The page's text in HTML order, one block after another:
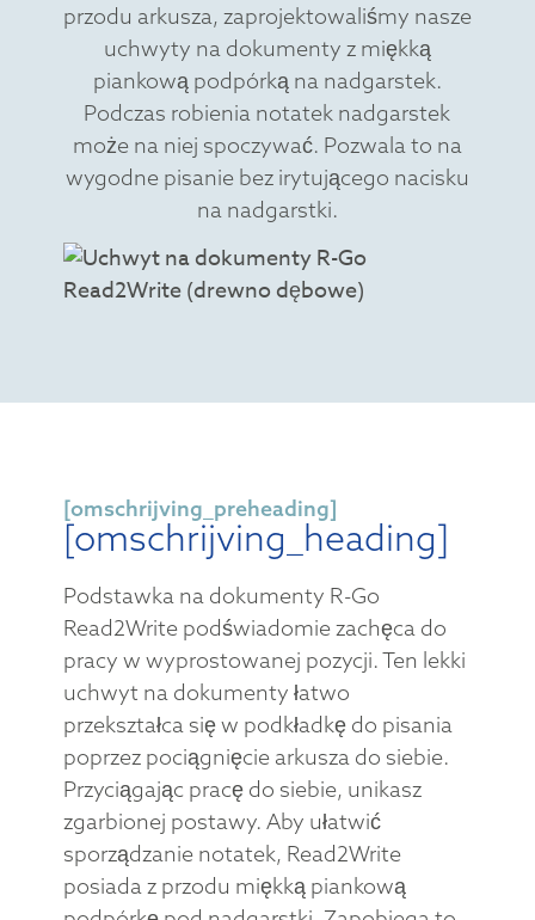
przodu arkusza, zaprojektowaliśmy nasze
uchwyty na dokumenty z miękką
piankową podpórką na nadgarstek.
Podczas robienia notatek nadgarstek
może na niej spoczywać. Pozwala to na
wygodne pisanie bez irytującego nacisku
na nadgarstki.
[omschrijving_preheading]
[omschrijving_heading]
Podstawka na dokumenty R-Go
Read2Write podświadomie zachęca do
pracy w wyprostowanej pozycji. Ten lekki
uchwyt na dokumenty łatwo
przekształca się w podkładkę do pisania
poprzez pociągnięcie arkusza do siebie.
Przyciągając pracę do siebie, unikasz
zgarbionej postawy. Aby ułatwić
sporządzanie notatek, Read2Write
posiada z przodu miękką piankową